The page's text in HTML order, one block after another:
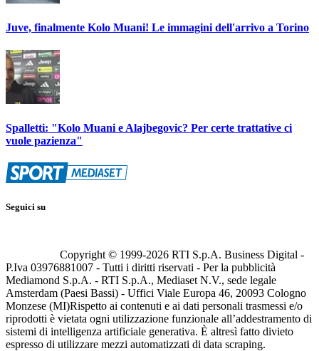
Juve, finalmente Kolo Muani! Le immagini dell'arrivo a Torino
Spalletti: "Kolo Muani e Alajbegovic? Per certe trattative ci
vuole pazienza"
Seguici su
Copyright © 1999-2026 RTI S.p.A. Business Digital -
P.Iva 03976881007 - Tutti i diritti riservati - Per la pubblicità
Mediamond S.p.A. - RTI S.p.A., Mediaset N.V., sede legale
Amsterdam (Paesi Bassi) - Uffici Viale Europa 46, 20093 Cologno
Monzese (MI)Rispetto ai contenuti e ai dati personali trasmessi e/o
riprodotti è vietata ogni utilizzazione funzionale all’addestramento di
sistemi di intelligenza artificiale generativa. È altresì fatto divieto
espresso di utilizzare mezzi automatizzati di data scraping.